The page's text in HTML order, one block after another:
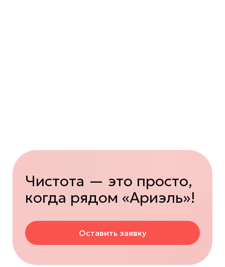
Чистота — это просто,
когда рядом «Ариэль»!
Оставить заявку